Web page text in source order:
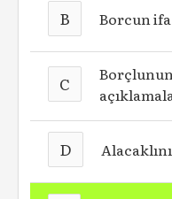
B Borcun
C
D